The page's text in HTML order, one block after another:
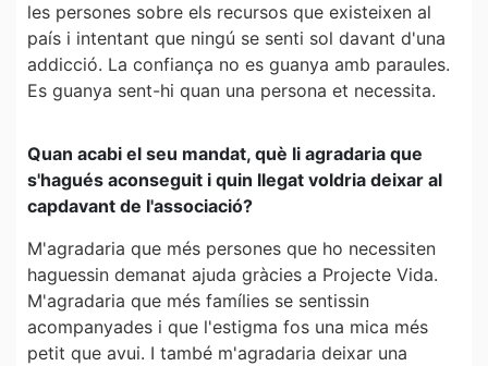
les persones sobre els recursos que existeixen al
país i intentant que ningú se senti sol davant d'una
addicció. La confiança no es guanya amb paraules.
Es guanya sent-hi quan una persona et necessita.
Quan acabi el seu mandat, què li agradaria que
s'hagués aconseguit i quin llegat voldria deixar al
capdavant de l'associació?
M'agradaria que més persones que ho necessiten
haguessin demanat ajuda gràcies a Projecte Vida.
M'agradaria que més famílies se sentissin
acompanyades i que l'estigma fos una mica més
petit que avui. I també m'agradaria deixar una